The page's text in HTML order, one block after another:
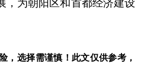
，为朝阳区和首都经济建设
，选择需谨慎！此文仅供参考，